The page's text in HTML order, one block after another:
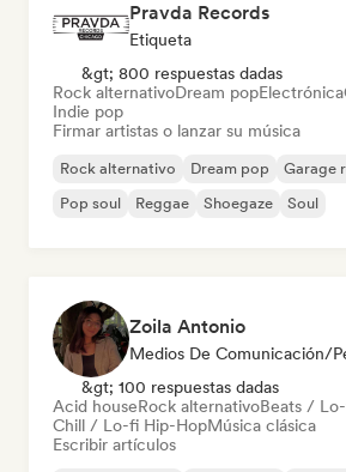
Pravda Records
Etiqueta
&gt; 800 respuestas dadas
Rock alternativoDream popElectrónica
Indie pop
Firmar artistas o lanzar su música
Rock alternativo Dream pop Garage
Pop soul
Reggae Shoegaze Soul
Zoila Antonio
Medios De Comunicación/
&gt; 100 respuestas dadas
Acid houseRock alternativoBeats /
Chill / Lo-fi Hip-HopMúsica clásica
Escribir artículos